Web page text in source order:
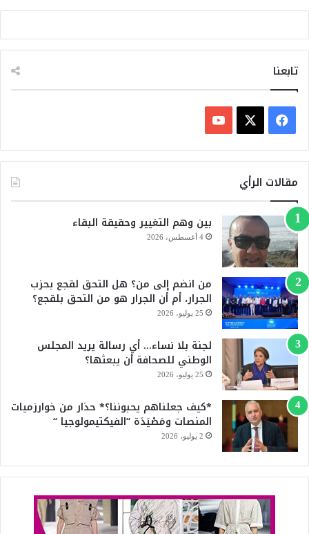
تابعنا
ي
ب
و
ك
X
Y
u
T
b
e
مقالات الرأي
بين وهم التغيير وحقيقة البقاء
4 أغسطس، 2026
من انضم إلى من؟ هل التحق لقجع بحزب
الجرار، أم أن الجرار هو من التحق بلقجع؟
25 يوليو، 2026
لجنة بلا نساء… أي رسالة يريد المجلس
الوطني للصحافة أن يبعثها؟
25 يوليو، 2026
*كيف جعلناهم يحبوننا؟* حذار من خوارزميات
المنصات ومَصْيَدَة “الفيكتيمولوجيا “
2 يوليو، 2026